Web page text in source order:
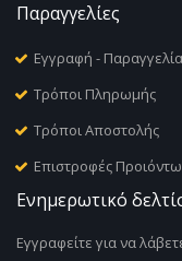
Παραγγελίες
Εγγραφή - Παραγγελία
Τρόποι Πληρωμής
Τρόποι Αποστολής
Επιστροφές
Ενημερωτικό
Εγγραφείτε για να